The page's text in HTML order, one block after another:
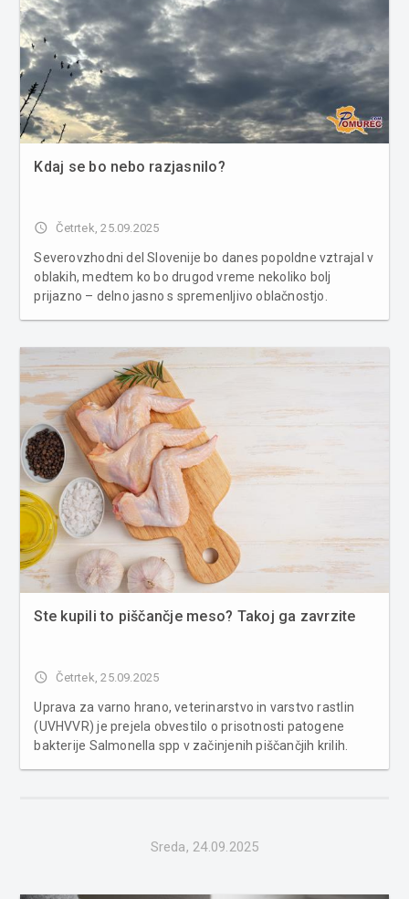
Kdaj se bo nebo razjasnilo?
access_time Četrtek, 25.09.2025
Severovzhodni del Slovenije bo danes popoldne vztrajal v
oblakih, medtem ko bo drugod vreme nekoliko bolj
prijazno – delno jasno s spremenljivo oblačnostjo.
Dnevne temperature bodo segle od 16 do ...
Ste kupili to piščančje meso? Takoj ga zavrzite
access_time Četrtek, 25.09.2025
Uprava za varno hrano, veterinarstvo in varstvo rastlin
(UVHVVR) je prejela obvestilo o prisotnosti patogene
bakterije Salmonella spp v začinjenih piščančjih krilih.
Sreda, 24.09.2025